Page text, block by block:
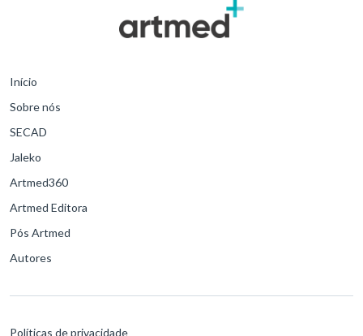
Início
Sobre nós
SECAD
Jaleko
Artmed360
Artmed Editora
Pós Artmed
Autores
Políticas de privacidade